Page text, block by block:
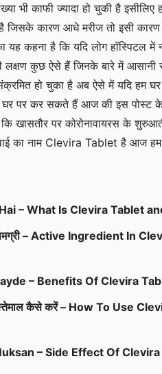
भी काफी ज्यादा हो चुकी है
जिसके कारण आधे मरीज तो इसी
यह कहना है कि यदि लोग हॉस्पिटल में
लक्षण कुछ ऐसे हैं जिनके बारे में आसानी
हो चुका है अब ऐसे में यदि हम
घर पर कर सकते हैं आज की इस पोस्ट
कि खासतौर पर कोरोनावायरस के
का नाम Clevira Tablet है आज हम
– What Is Clevira Tablet
– Active Ingredient In
– Benefits Of Clevira
कैसे करें – How To Use
– Side Effect Of